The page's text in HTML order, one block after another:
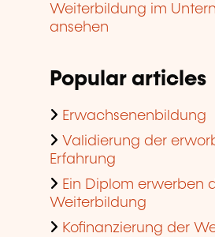
Weiterbildung im
ansehen
Popular articles
Erwachsenenbildung
Validierung der
Erfahrung
Ein Diplom erwerben
Weiterbildung
Kofinanzierung der